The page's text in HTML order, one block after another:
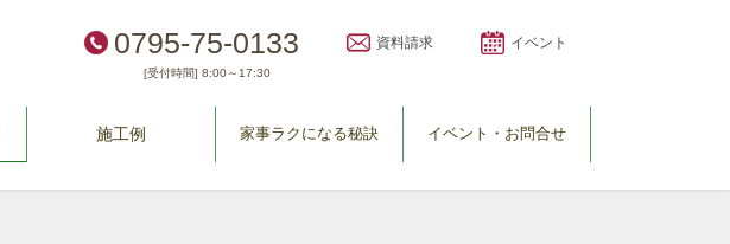
0795-75-0133
[受付時間] 8:00～17:30
資料請求 イベント
施工例 家事ラクになる秘訣 イベント・お問合せ